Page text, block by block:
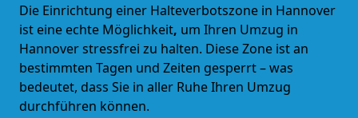
Die Einrichtung einer Halteverbotszone in Hannover
ist eine echte Möglichkeit, um Ihren Umzug in
Hannover stressfrei zu halten. Diese Zone ist an
bestimmten Tagen und Zeiten gesperrt – was
bedeutet, dass Sie in aller Ruhe Ihren Umzug
durchführen können.